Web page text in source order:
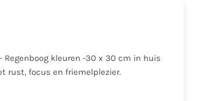
Regenboog kleuren -30 x 30 cm in huis
rust, focus en friemelplezier.